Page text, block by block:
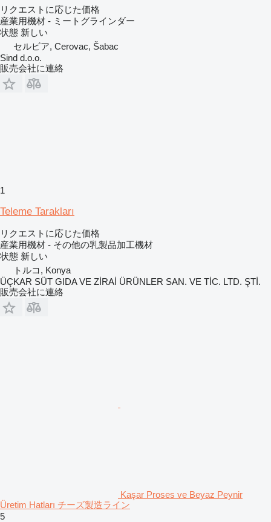
リクエストに応じた価格
産業用機材 - ミートグラインダー
状態 新しい
セルビア, Cerovac, Šabac
Sind d.o.o.
販売会社に連絡
1
Teleme Tarakları
リクエストに応じた価格
産業用機材 - その他の乳製品加工機材
状態 新しい
トルコ, Konya
ÜÇKAR SÜT GIDA VE ZİRAİ ÜRÜNLER SAN. VE TİC. LTD. ŞTİ.
販売会社に連絡
Kaşar Proses ve Beyaz Peynir
Üretim Hatları チーズ製造ライン
5